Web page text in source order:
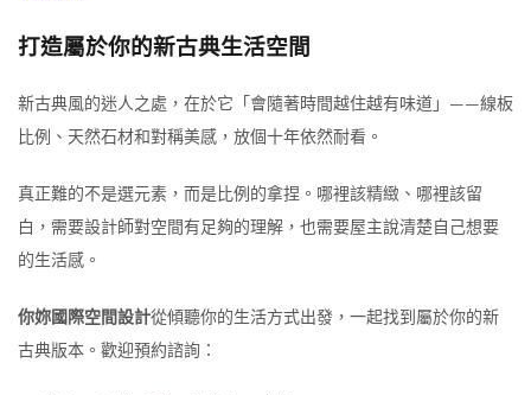
打造屬於你的新古典生活空間
新古典風的迷人之處，在於它「會隨著時間越住越有味道」——線板
比例、天然石材和對稱美感，放個十年依然耐看。
真正難的不是選元素，而是比例的拿捏。哪裡該精緻、哪裡該留
白，需要設計師對空間有足夠的理解，也需要屋主說清楚自己想要
的生活感。
你妳國際空間設計從傾聽你的生活方式出發，一起找到屬於你的新
古典版本。歡迎預約諮詢：